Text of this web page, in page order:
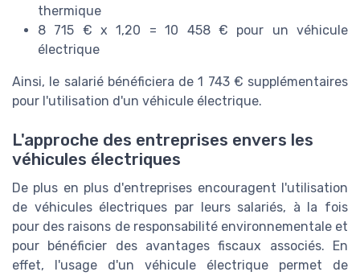
thermique
8 715 € x 1,20 = 10 458 € pour un véhicule
électrique
Ainsi, le salarié bénéficiera de 1 743 € supplémentaires
pour l'utilisation d'un véhicule électrique.
L'approche des entreprises envers les
véhicules électriques
De plus en plus d'entreprises encouragent l'utilisation
de véhicules électriques par leurs salariés, à la fois
pour des raisons de responsabilité environnementale et
pour bénéficier des avantages fiscaux associés. En
effet, l'usage d'un véhicule électrique permet de